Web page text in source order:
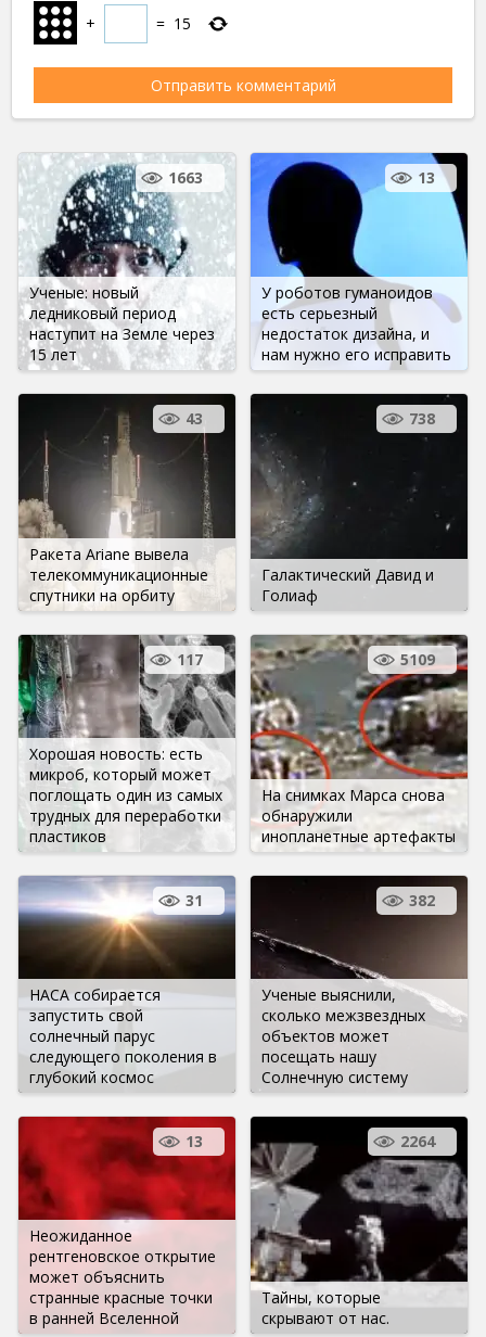
+ = 15
Ученые: новый
ледниковый период
наступит на Земле через
15 лет
1663
У роботов гуманоидов
есть серьезный
недостаток дизайна, и
нам нужно его исправить
13
Ракета Ariane вывела
телекоммуникационные
спутники на орбиту
43
Галактический Давид и
Голиаф
738
Хорошая новость: есть
микроб, который может
поглощать один из самых
трудных для переработки
пластиков
117
На снимках Марса снова
обнаружили
инопланетные артефакты
5109
НАСА собирается
запустить свой
солнечный парус
следующего поколения в
глубокий космос
31
Ученые выяснили,
сколько межзвездных
объектов может
посещать нашу
Солнечную систему
382
Неожиданное
рентгеновское открытие
может объяснить
странные красные точки
в ранней Вселенной
13
Тайны, которые
скрывают от нас.
2264